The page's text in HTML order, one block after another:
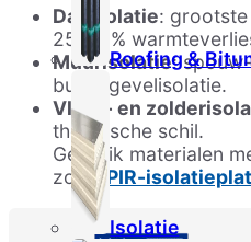
Roofing &
Isolatie
Dakisolatie:
25–30%
Muurisolatie:
buitengevelisolatie.
Vloer- en
thermische schil.
Gebruik materialen
zoalsPIR-